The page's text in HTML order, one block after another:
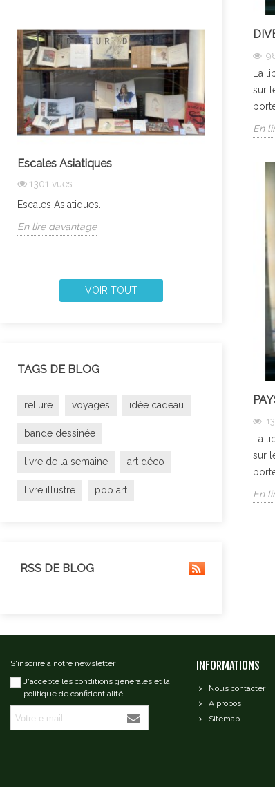
Escales Asiatiques
1301 vues
Escales Asiatiques.
En lire davantage
Des
Laissez-
En lire
VOIR TOUT
TAGS DE BLOG
reliure voyages idée cadeau
bande dessinée
livre de la semaine art déco
livre illustré pop art
RSS DE BLOG
La
sur
En
La
sur
En
S'inscrire à notre newsletter
J'accepte les conditions générales et la
politique de confidentialité
INFORMATIONS
Nous contacter
A propos
Sitemap